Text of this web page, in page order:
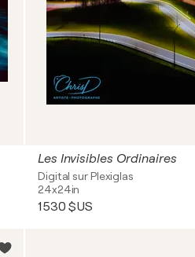
Les Invisibles Ordinaires
Digital sur Plexiglas
24x24in
1 530 $US